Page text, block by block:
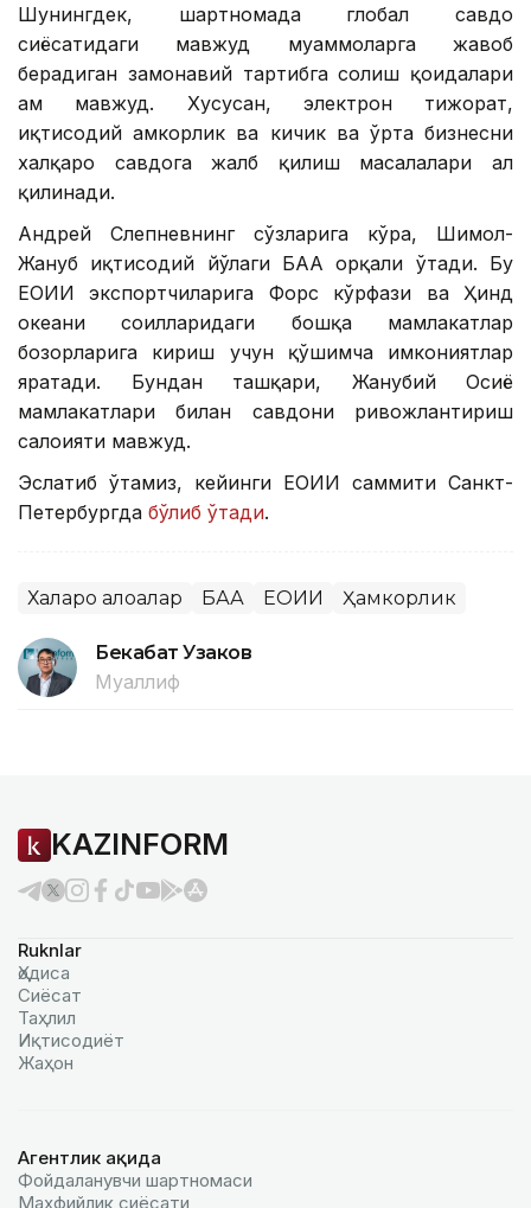
Шунингдек, шартномада глобал савдо
сиёсатидаги мавжуд муаммоларга жавоб
берадиган замонавий тартибга солиш қоидалари
ҳам мавжуд. Хусусан, электрон тижорат,
иқтисодий ҳамкорлик ва кичик ва ўрта бизнесни
халқаро савдога жалб қилиш масалалари ҳал
қилинади.
Андрей Слепневнинг сўзларига кўра, Шимол-
Жануб иқтисодий йўлаги БАА орқали ўтади. Бу
ЕОИИ экспортчиларига Форс кўрфази ва Ҳинд
океани соҳилларидаги бошқа мамлакатлар
бозорларига кириш учун қўшимча имкониятлар
яратади. Бундан ташқари, Жанубий Осиё
мамлакатлари билан савдони ривожлантириш
салоҳияти мавжуд.
Эслатиб ўтамиз, кейинги ЕОИИ саммити Санкт-
Петербургда бўлиб ўтади.
Халқаро алоқалар БАА ЕОИИ Ҳамкорлик
Бекабат Узаков
Муаллиф
KAZINFORM
Ruknlar
Ҳодиса
Сиёсат
Таҳлил
Иқтисодиёт
Жаҳон
Агентлик ҳақида
Фойдаланувчи шартномаси
Махфийлик сиёсати